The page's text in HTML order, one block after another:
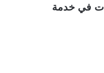
في خدمة